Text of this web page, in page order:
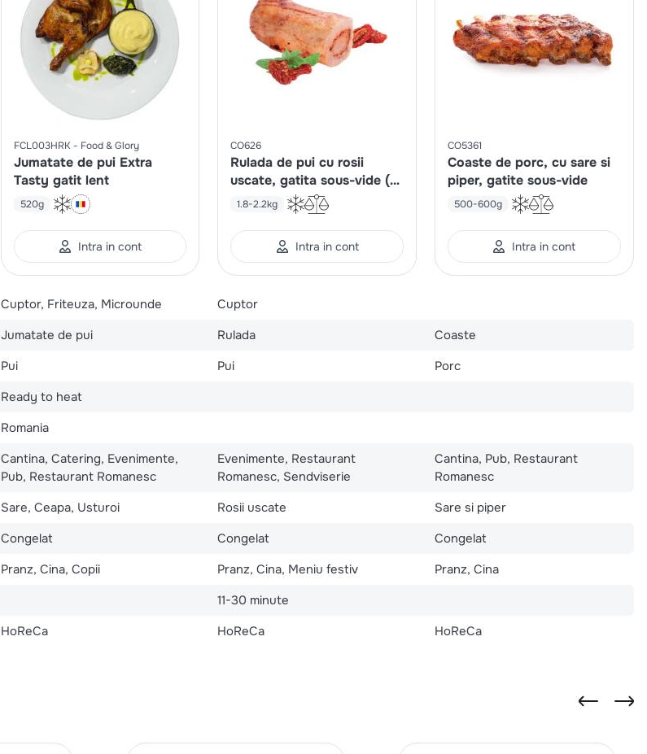
FCL003HRK Food & Glory
Jumatate de pui Extra
Tasty gatit lent
520g
Intra in cont
CO626
Rulada de pui cu rosii
uscate, gatita sous-vide (2
buc x ~1kg)
1.8-2.2kg
Intra in cont
CO5361
Coaste de porc, cu sare si
piper, gatite sous-vide
500-600g
Intra in cont
Cuptor, Friteuza, Microunde
Cuptor
Jumatate de pui Rulada
Coaste
Pui Pui
Porc
Ready to heat
Romania
Cantina, Catering, Evenimente,
Pub, Restaurant Romanesc
Evenimente, Restaurant
Romanesc, Sendviserie
Cantina, Pub, Restaurant
Romanesc
Sare, Ceapa, Usturoi Rosii uscate
Sare si piper
Congelat Congelat
Congelat
Pranz, Cina, Copii Pranz, Cina, Meniu festiv
Pranz, Cina
11-30 minute
HoReCa HoReCa HoReCa